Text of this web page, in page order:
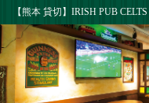
【熊本 貸切】IRISH PUB